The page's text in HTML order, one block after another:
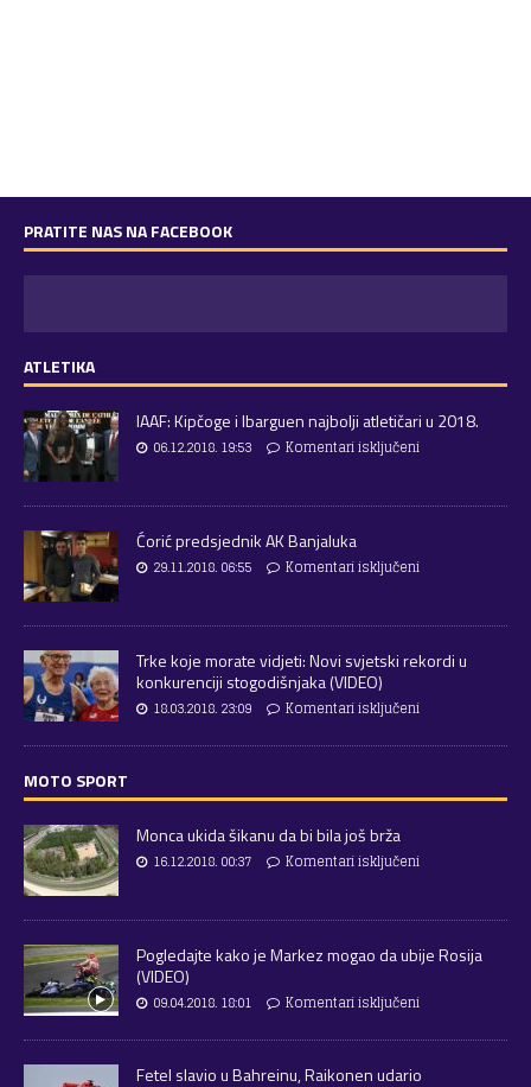
PRATITE NAS NA FACEBOOK
ATLETIKA
IAAF: Kipčoge i Ibarguen najbolji atletičari u 2018.
06.12.2018. 19:53 Komentari isključeni
Ćorić predsjednik AK Banjaluka
29.11.2018. 06:55 Komentari isključeni
Trke koje morate vidjeti: Novi svjetski rekordi u
konkurenciji stogodišnjaka (VIDEO)
18.03.2018. 23:09 Komentari isključeni
MOTO SPORT
Monca ukida šikanu da bi bila još brža
16.12.2018. 00:37 Komentari isključeni
Pogledajte kako je Markez mogao da ubije Rosija
(VIDEO)
09.04.2018. 18:01 Komentari isključeni
Fetel slavio u Bahreinu, Raikonen udario